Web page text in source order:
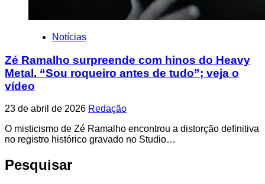
Notícias
Zé Ramalho surpreende com hinos do Heavy
Metal. “Sou roqueiro antes de tudo”; veja o
vídeo
23 de abril de 2026 Redação
O misticismo de Zé Ramalho encontrou a distorção definitiva
no registro histórico gravado no Studio…
Pesquisar